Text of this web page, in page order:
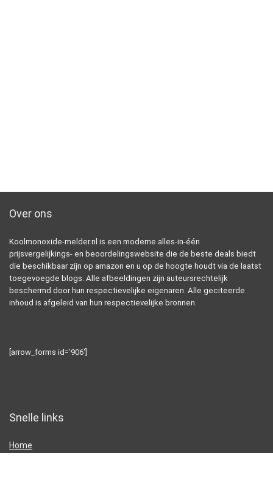
Over ons
Koolmonoxide-melder.nl is een moderne alles-in-één
prijsvergelijkings- en beoordelingswebsite die de beste deals biedt
die beschikbaar zijn op amazon en u op de hoogte houdt via de laatst
toegevoegde blogs. Alle afbeeldingen zijn auteursrechtelijk
beschermd door hun respectievelijke eigenaren. Alle geciteerde
inhoud is afgeleid van hun respectievelijke bronnen.
[arrow_forms id=’906′]
Snelle links
Home